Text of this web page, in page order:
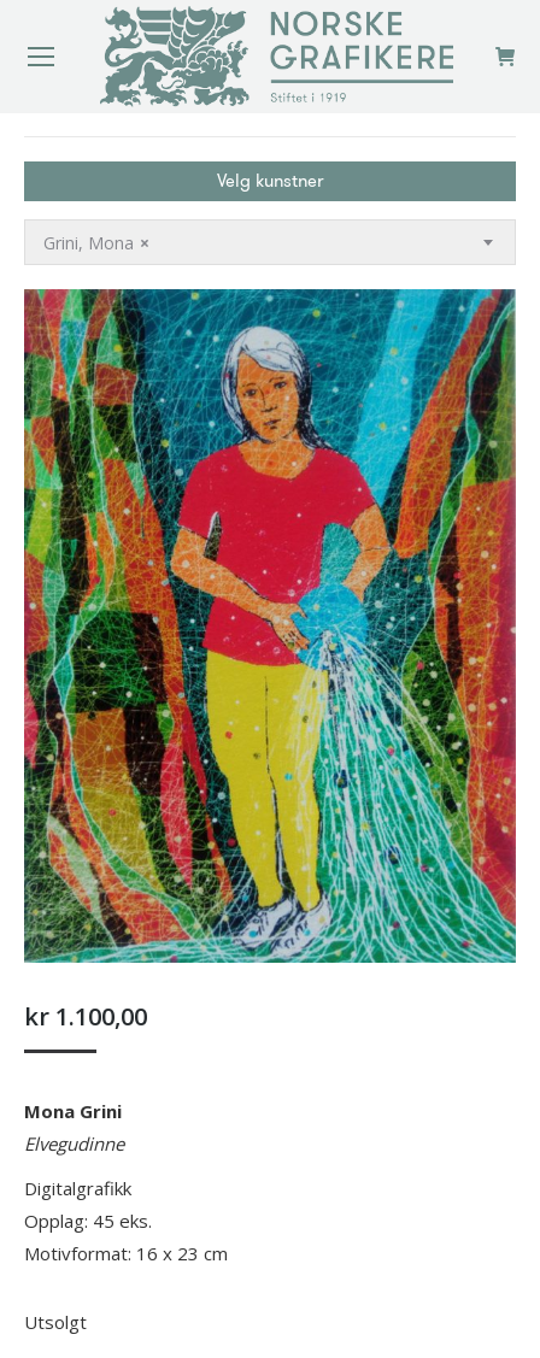
Velg kunstner
×
Grini, Mona
kr 1.100,00
Mona Grini
Elvegudinne
Digitalgrafikk
Opplag: 45 eks.
Motivformat: 16 x 23 cm
Utsolgt